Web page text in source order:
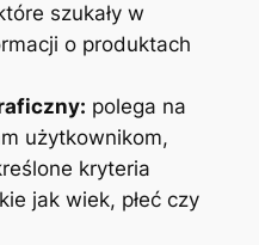
szukały w
o produktach
polega na
użytkownikom,
kryteria
jak wiek, płeć czy